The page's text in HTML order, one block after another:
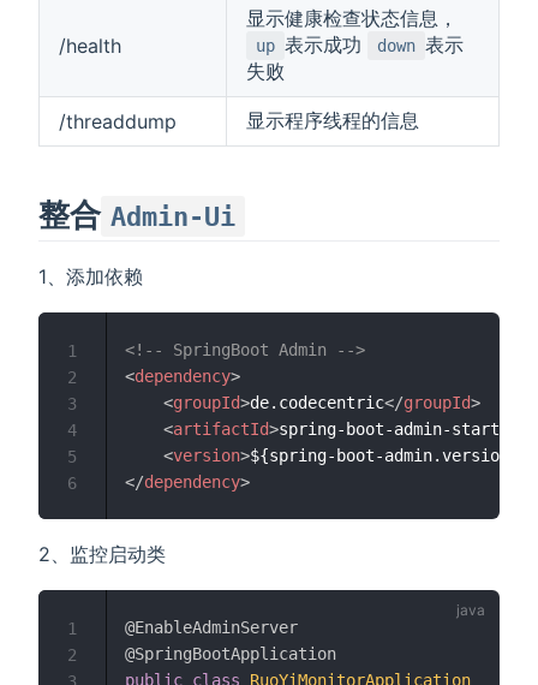
/health
显示健康检查状态信息，
up 表示成功 down 表示
失败
/threaddump 显示程序线程的信息
整合 Admin-Ui
1、添加依赖
<!-- SpringBoot Admin -->
<dependency>
<groupId>de.codecentric</groupId>
<artifactId>spring-boot-admin-starter-
<version>${spring-boot-admin.version}
</dependency>
1
2
3
4
5
6
2、监控启动类
@EnableAdminServer
@SpringBootApplication
public class RuoYiMonitorApplication
1
2
3